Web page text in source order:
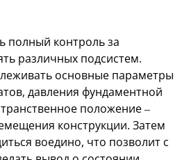
полный контроль за
различных подсистем.
основные параметры
давления фундаментной
положение –
конструкции. Затем
воедино, что позволит с